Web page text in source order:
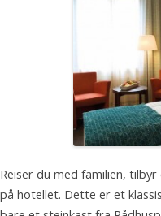
Reiser du med familien,
på hotellet. Dette er et